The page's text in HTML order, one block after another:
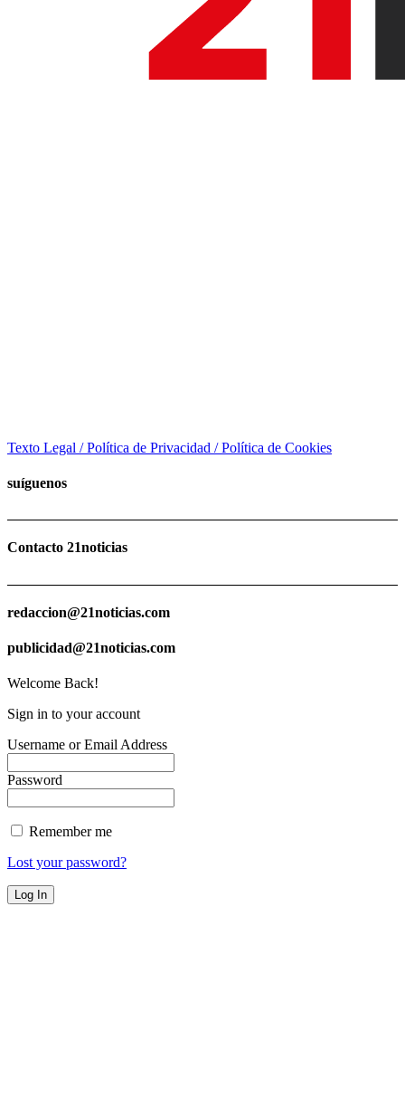
Texto Legal / Política de Privacidad / Política de Cookies
suíguenos
Contacto 21noticias
redaccion@21noticias.com
publicidad@21noticias.com
Welcome Back!
Sign in to your account
Username or Email Address
Password
Remember me
Lost your password?